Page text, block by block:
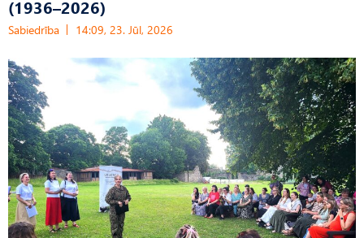
(1936–2026)
Sabiedrība 14:09, 23. Jūl, 2026